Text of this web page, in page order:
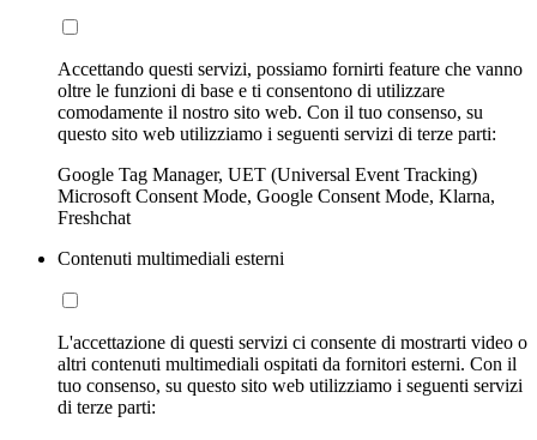
Accettando questi servizi, possiamo fornirti feature che vanno
oltre le funzioni di base e ti consentono di utilizzare
comodamente il nostro sito web. Con il tuo consenso, su
questo sito web utilizziamo i seguenti servizi di terze parti:
Google Tag Manager, UET (Universal Event Tracking)
Microsoft Consent Mode, Google Consent Mode, Klarna,
Freshchat
Contenuti multimediali esterni
L'accettazione di questi servizi ci consente di mostrarti video o
altri contenuti multimediali ospitati da fornitori esterni. Con il
tuo consenso, su questo sito web utilizziamo i seguenti servizi
di terze parti: